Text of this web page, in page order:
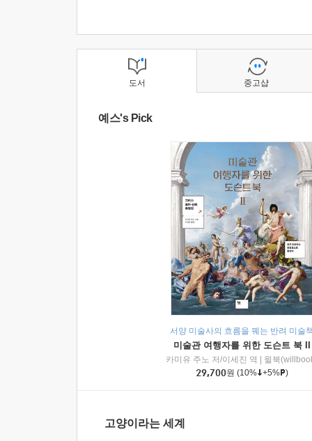
도서
예스's Pick
서양 미술사의 흐름을 꿰는 반려 미술
미술관 여행자를 위한 도슨트 북 II
카미유 주노 저/이세진 역
윌북
29,700원 (10% +5% )
고양이라는 세계
중고샵